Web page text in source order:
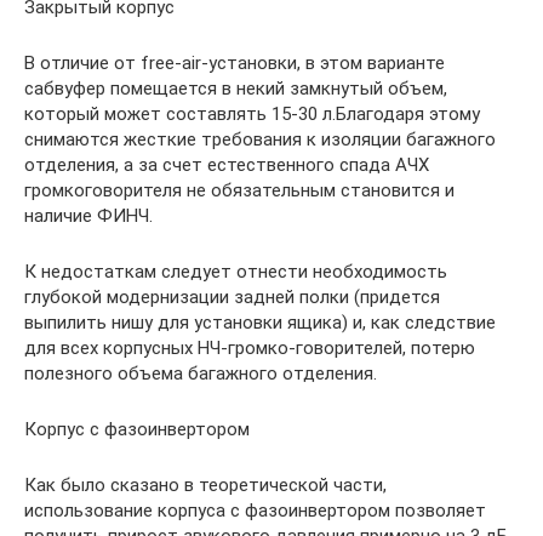
Закрытый корпус
В отличие от free-air-установки, в этом варианте
сабвуфер помещается в некий замкнутый объем,
который может составлять 15-30 л.Благодаря этому
снимаются жесткие требования к изоляции багажного
отделения, а за счет естественного спада АЧХ
громкоговорителя не обязательным становится и
наличие ФИНЧ.
К недостаткам следует отнести необходимость
глубокой модернизации задней полки (придется
выпилить нишу для установки ящика) и, как следствие
для всех корпусных НЧ-громко-говорителей, потерю
полезного объема багажного отделения.
Корпус с фазоинвертором
Как было сказано в теоретической части,
использование корпуса с фазоинвертором позволяет